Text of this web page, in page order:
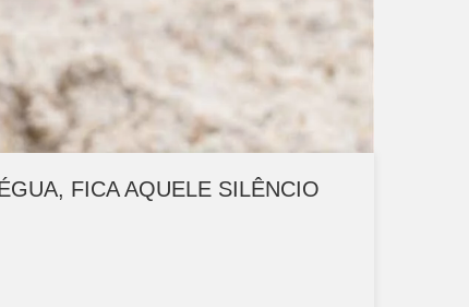
FICA AQUELE SILÊNCIO